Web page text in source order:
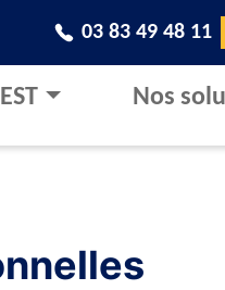
03 83 49 48 11
Nos